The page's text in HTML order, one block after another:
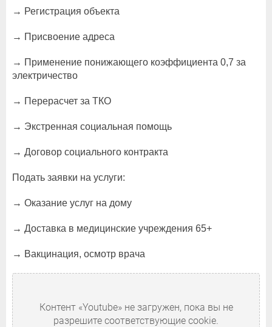
→ Регистрация объекта
→ Присвоение адреса
→ Применение понижающего коэффициента 0,7 за
электричество
→ Перерасчет за ТКО
→ Экстренная социальная помощь
→ Договор социального контракта
Подать заявки на услуги:
→ Оказание услуг на дому
→ Доставка в медицинские учреждения 65+
→ Вакцинация, осмотр врача
Контент «Youtube» не загружен, пока вы не
разрешите соответствующие cookie.